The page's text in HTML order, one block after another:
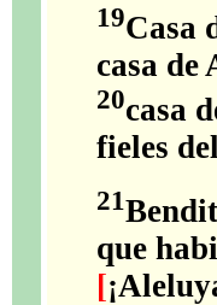
19Casa
casa de
20casa
fieles
21
que
[